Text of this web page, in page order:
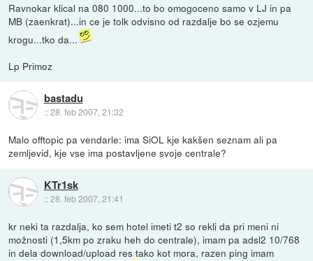
Ravnokar klical na 080 1000...to bo omogoceno samo v LJ in pa
MB (zaenkrat)...in ce je tolk odvisno od razdalje bo se ozjemu
krogu...tko da...
Lp Primoz
bastadu
::28. feb 2007, 21:32
Malo offtopic pa vendarle: ima SiOL kje kakšen seznam ali pa
zemljevid, kje vse ima postavljene svoje centrale?
KTr1sk
::28. feb 2007, 21:41
kr neki ta razdalja, ko sem hotel imeti t2 so rekli da pri meni ni
možnosti (1,5km po zraku heh do centrale), imam pa adsl2 10/768
in dela download/upload res tako kot mora, razen ping imam